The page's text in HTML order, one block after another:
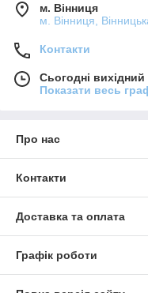
м. Вінниця
м. Вінниця,
Контакти
Сьогодні вихідний
Показати весь
Про нас
Контакти
Доставка та оплата
Графік роботи